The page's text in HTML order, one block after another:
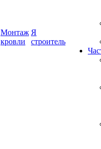
Монтаж
кровли
Я
строитель